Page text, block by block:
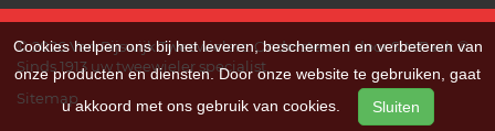
© 2026 Van Rijswijk Tweewielers. Ondersteund doorSitePack ®
Sinds 1913 uw tweewieler specialist.
Sitemap
Cookies helpen ons bij het leveren, beschermen en verbeteren van
onze producten en diensten. Door onze website te gebruiken, gaat
u akkoord met ons gebruik van cookies.
Sluiten